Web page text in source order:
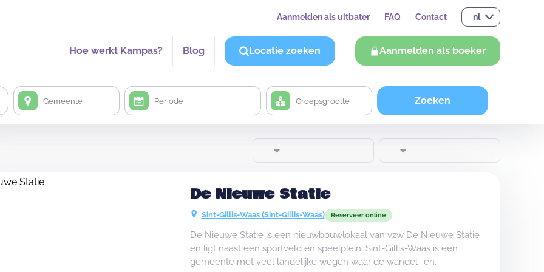
Aanmelden als uitbater FAQ Contact nl
Hoe werkt Kampas? Blog Locatie zoeken Aanmelden als boeker
Zoeken
De Nieuwe Statie
Sint-Gillis-Waas (Sint-Gillis-Waas) Reserveer online
De Nieuwe Statie is een nieuwbouwlokaal van vzw De Nieuwe Statie
en ligt naast een sportveld en speelplein. Sint-Gillis-Waas is een
gemeente met veel landelijke wegen waar de wandel- en